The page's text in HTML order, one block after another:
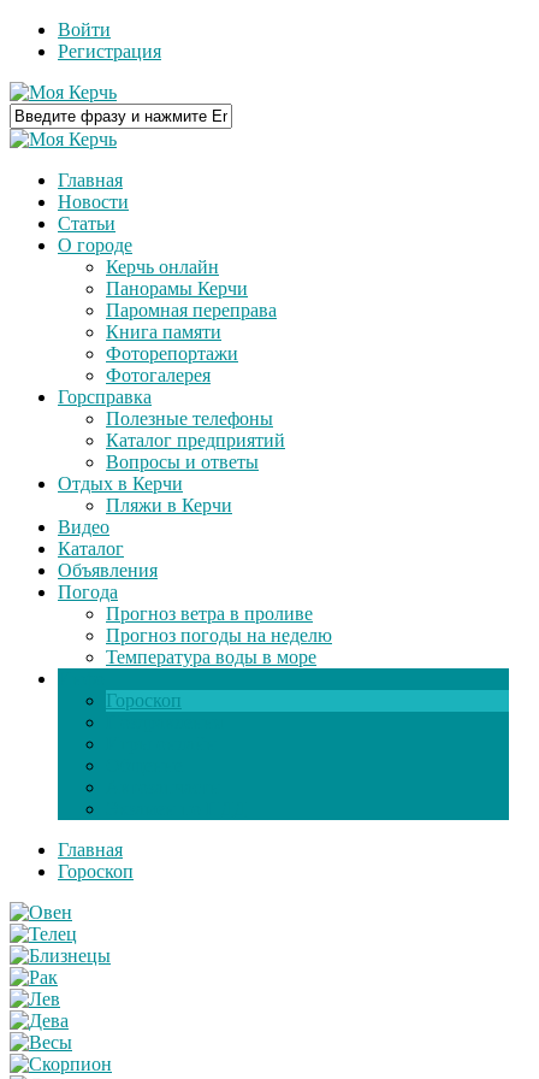
Войти
Регистрация
Главная
Новости
Статьи
О городе
Керчь онлайн
Панорамы Керчи
Паромная переправа
Книга памяти
Фоторепортажи
Фотогалерея
Горсправка
Полезные телефоны
Каталог предприятий
Вопросы и ответы
Отдых в Керчи
Пляжи в Керчи
Видео
Каталог
Объявления
Погода
Прогноз ветра в проливе
Прогноз погоды на неделю
Температура воды в море
Гороскоп
Главная
Гороскоп